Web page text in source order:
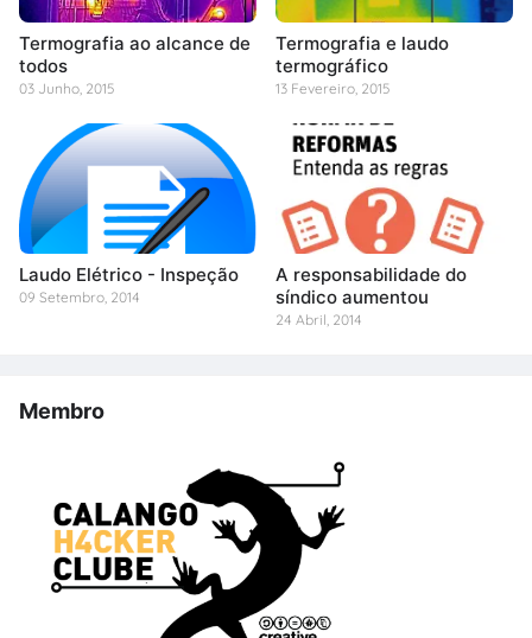
Termografia ao alcance de
todos
03 Junho, 2015
Termografia e laudo
termográfico
13 Fevereiro, 2015
Laudo Elétrico - Inspeção
09 Setembro, 2014
A responsabilidade do
síndico aumentou
24 Abril, 2014
Membro